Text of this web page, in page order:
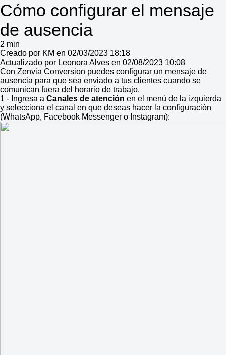
Cómo configurar el mensaje
de ausencia
2 min
Creado por KM en 02/03/2023 18:18
Actualizado por Leonora Alves en 02/08/2023 10:08
Con Zenvia Conversion puedes configurar un mensaje de
ausencia para que sea enviado a tus clientes cuando se
comunican fuera del horario de trabajo.
1 - Ingresa a Canales de atención en el menú de la izquierda
y selecciona el canal en que deseas hacer la configuración
(WhatsApp, Facebook Messenger o Instagram):